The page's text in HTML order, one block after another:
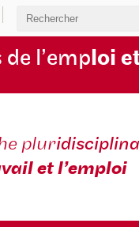
l’emploi
plur
et l’emploi